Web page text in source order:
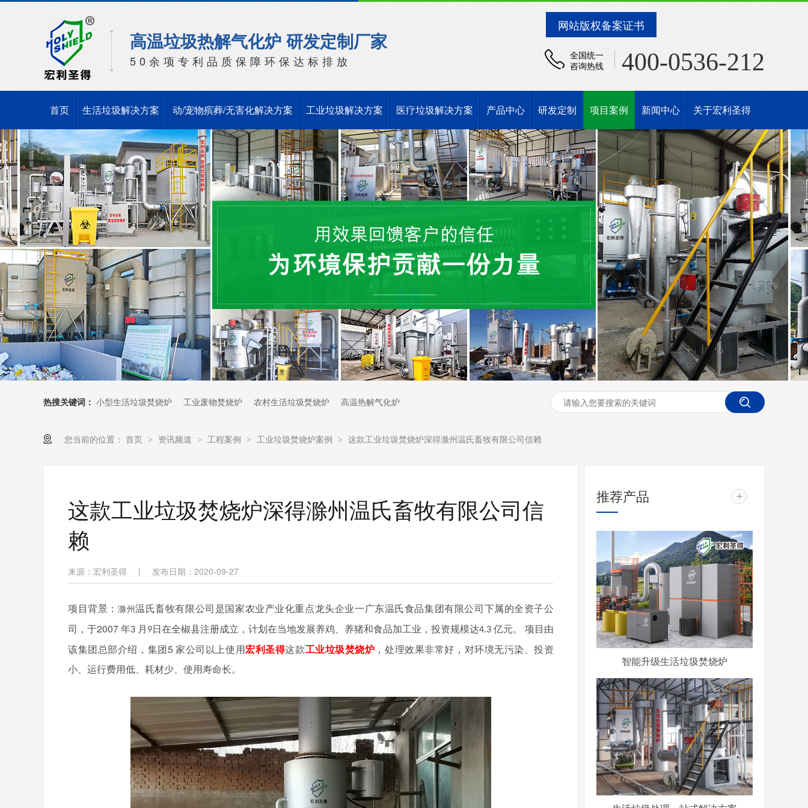
网站版权备案证书
高温垃圾热解气化炉 研发定制厂家
50余项专利品质保障环保达标排放
全国统一
咨询热线
400-0536-212
首页 生活垃圾解决方案 动/宠物殡葬/无害化解决方案 工业垃圾解决方案 医疗垃圾解决方案 产品中心 研发定制 项目案例 新闻中心 关于宏利圣得
热搜关键词： 小型生活垃圾焚烧炉 工业废物焚烧炉 农村生活垃圾焚烧炉 高温热解气化炉
您当前的位置： 首页 > 资讯频道 > 工程案例 > 工业垃圾焚烧炉案例 > 这款工业垃圾焚烧炉深得滁州温氏畜牧有限公司信赖
这款工业垃圾焚烧炉深得滁州温氏畜牧有限公司信
赖
来源：宏利圣得 | 发布日期：2020-09-27
项目背景： 滁州温氏畜牧有限公司是国家农业产业化重点龙头企业一广东温氏食品集团有限公司下属的全资子公
司，于2007 年3 月 9日在全椒县注册成立，计划在当地发展养鸡、养猪和食品加工业，投资规模达4.3 亿元。
项目由
该集团总部介绍，集团 5 家公司以上使用 宏利圣得这款工业垃圾焚烧炉 ，处理效果非常好，对环境无污染、投资
小、运行费用低、耗材少、使用寿命长。
推荐产品 +
智能升级生活垃圾焚烧炉